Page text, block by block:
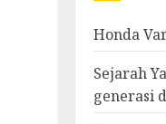
Honda
Sejarah
generasi